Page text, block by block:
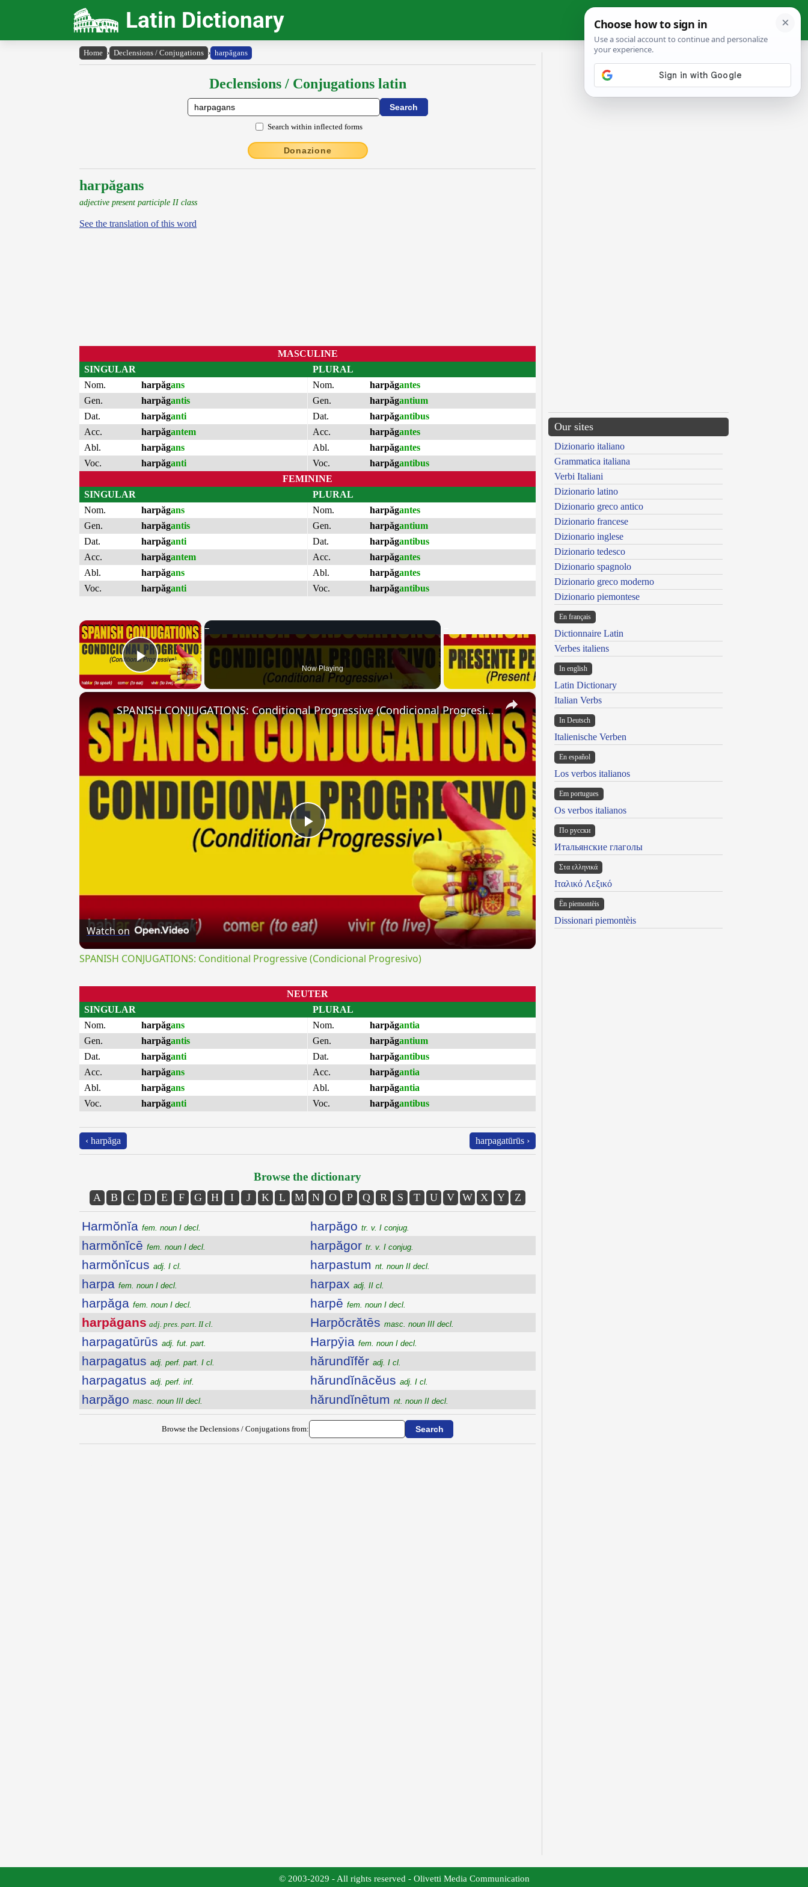
Latin Dictionary
Home › Declensions / Conjugations › harpăgans
Declensions / Conjugations latin
Search within inflected forms
Donazione
harpăgans
adjective present participle II class
See the translation of this word
MASCULINE
SINGULAR
Nom.
harpăgans
Gen.
harpăgantis
Dat.
harpăganti
Acc.
harpăgantem
Abl.
harpăgans
Voc.
harpăganti
PLURAL
Nom.
harpăgantes
Gen.
harpăgantium
Dat.
harpăgantibus
Acc.
harpăgantes
Abl.
harpăgantes
Voc.
harpăgantibus
FEMININE
SINGULAR
Nom.
harpăgans
Gen.
harpăgantis
Dat.
harpăganti
Acc.
harpăgantem
Abl.
harpăgans
Voc.
harpăganti
PLURAL
Nom.
harpăgantes
Gen.
harpăgantium
Dat.
harpăgantibus
Acc.
harpăgantes
Abl.
harpăgantes
Voc.
harpăgantibus
×
Play Video Now Playing
×
Play
SPANISH CONJUGATIONS: Conditional Progressive (Condicional Progresivo)
Watch on
SPANISH CONJUGATIONS: Conditional Progressive (Condicional Progresivo)
NEUTER
SINGULAR
Nom.
harpăgans
Gen.
harpăgantis
Dat.
harpăganti
Acc.
harpăgans
Abl.
harpăgans
Voc.
harpăganti
PLURAL
Nom.
harpăgantia
Gen.
harpăgantium
Dat.
harpăgantibus
Acc.
harpăgantia
Abl.
harpăgantia
Voc.
harpăgantibus
‹ harpăga harpagatūrūs ›
Browse the dictionary
A B C D E F G H I J K L M N O P Q R S T U V W X Y Z
Harmŏnĭa fem. noun I decl.
harmŏnĭcē fem. noun I decl.
harmŏnĭcus adj. I cl.
harpa fem. noun I decl.
harpăga fem. noun I decl.
harpăgans adj. pres. part. II cl.
harpagatūrūs adj. fut. part.
harpagatus adj. perf. part. I cl.
harpagatus adj. perf. inf.
harpăgo masc. noun III decl.
harpăgo tr. v. I conjug.
harpăgor tr. v. I conjug.
harpastum nt. noun II decl.
harpax adj. II cl.
harpē fem. noun I decl.
Harpŏcrătēs masc. noun III decl.
Harpȳia fem. noun I decl.
hărundĭfĕr adj. I cl.
hărundĭnācĕus adj. I cl.
hărundĭnētum nt. noun II decl.
Browse the Declensions / Conjugations from:
Our sites
Dizionario italiano
Grammatica italiana
Verbi Italiani
Dizionario latino
Dizionario greco antico
Dizionario francese
Dizionario inglese
Dizionario tedesco
Dizionario spagnolo
Dizionario greco moderno
Dizionario piemontese
En français
Dictionnaire Latin
Verbes italiens
In english
Latin Dictionary
Italian Verbs
In Deutsch
Italienische Verben
En español
Los verbos italianos
Em portugues
Os verbos italianos
По русски
Итальянские глаголы
Στα ελληνικά
Ιταλικό Λεξικό
Ën piemontèis
Dissionari piemontèis
© 2003-2029 - All rights reserved - Olivetti Media Communication